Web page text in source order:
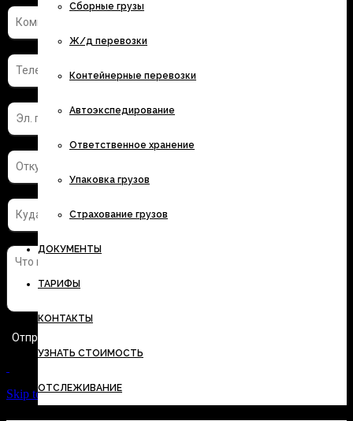
Сборные грузы
Ж/д перевозки
Контейнерные перевозки
Автоэкспедирование
Ответственное хранение
Упаковка грузов
Страхование грузов
ДОКУМЕНТЫ
ТАРИФЫ
КОНТАКТЫ
УЗНАТЬ СТОИМОСТЬ
ОТСЛЕЖИВАНИЕ
Skip to Content